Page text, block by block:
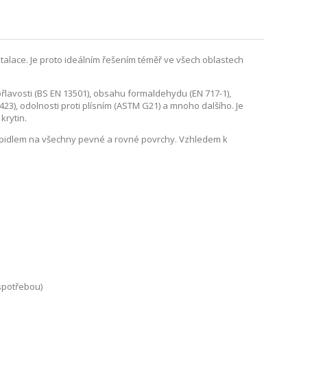
Je proto ideálním řešením téměř ve všech oblastech
(BS EN 13501), obsahu formaldehydu (EN 717-1),
odolnosti proti plísním (ASTM G21) a mnoho dalšího. Je
na všechny pevné a rovné povrchy. Vzhledem k